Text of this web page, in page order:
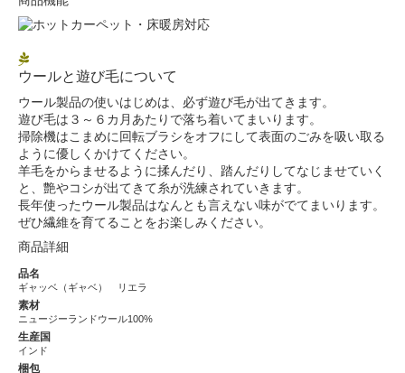
ウールと遊び毛について
ウール製品の使いはじめは、必ず遊び毛が出てきます。
遊び毛は３～６カ月あたりで落ち着いてまいります。
掃除機はこまめに回転ブラシをオフにして表面のごみを吸い取る
ように優しくかけてください。
羊毛をからませるように揉んだり、踏んだりしてなじませていく
と、艶やコシが出てきて糸が洗練されていきます。
長年使ったウール製品はなんとも言えない味がでてまいります。
ぜひ繊維を育てることをお楽しみください。
商品詳細
品名
ギャッベ（ギャベ） リエラ
素材
ニュージーランドウール100%
生産国
インド
梱包